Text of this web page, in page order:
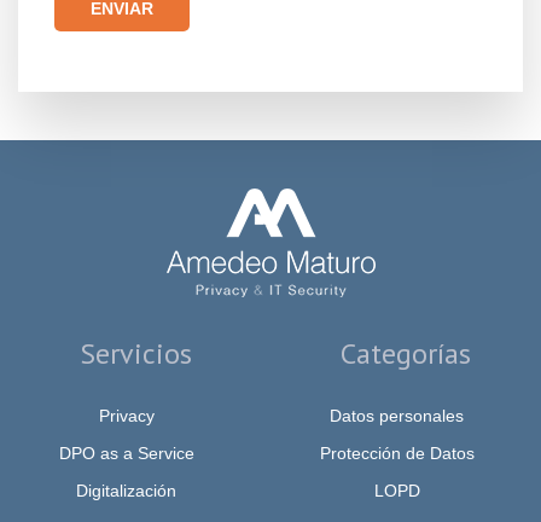
Servicios
Privacy
DPO as a Service
Digitalización
Categorías
Datos personales
Protección de Datos
LOPD